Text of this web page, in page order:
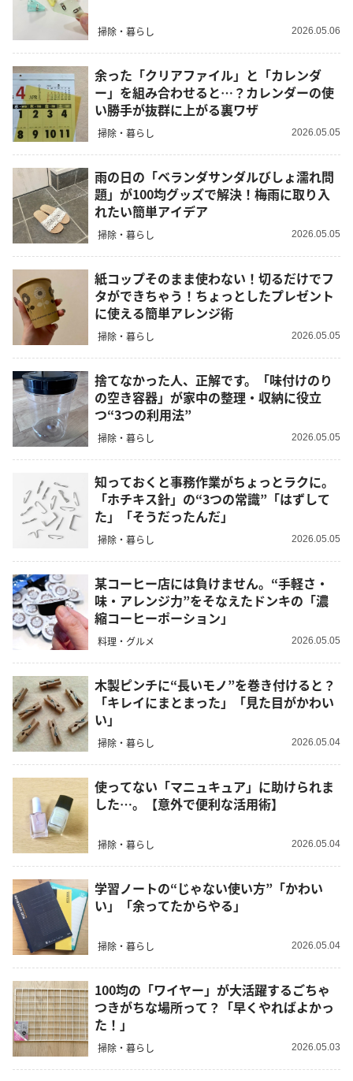
掃除・暮らし 2026.05.06
余った「クリアファイル」と「カレンダ
ー」を組み合わせると…？カレンダーの使
い勝手が抜群に上がる裏ワザ
掃除・暮らし 2026.05.05
雨の日の「ベランダサンダルびしょ濡れ問
題」が100均グッズで解決！梅雨に取り入
れたい簡単アイデア
掃除・暮らし 2026.05.05
紙コップそのまま使わない！切るだけでフ
タができちゃう！ちょっとしたプレゼント
に使える簡単アレンジ術
掃除・暮らし 2026.05.05
捨てなかった人、正解です。「味付けのり
の空き容器」が家中の整理・収納に役立
つ“3つの利用法”
掃除・暮らし 2026.05.05
知っておくと事務作業がちょっとラクに。
「ホチキス針」の“3つの常識”「はずして
た」「そうだったんだ」
掃除・暮らし 2026.05.05
某コーヒー店には負けません。“手軽さ・
味・アレンジ力”をそなえたドンキの「濃
縮コーヒーポーション」
料理・グルメ 2026.05.05
木製ピンチに“長いモノ”を巻き付けると？
「キレイにまとまった」「見た目がかわい
い」
掃除・暮らし 2026.05.04
使ってない「マニュキュア」に助けられま
した…。【意外で便利な活用術】
掃除・暮らし 2026.05.04
学習ノートの“じゃない使い方”「かわい
い」「余ってたからやる」
掃除・暮らし 2026.05.04
100均の「ワイヤー」が大活躍するごちゃ
つきがちな場所って？「早くやればよかっ
た！」
掃除・暮らし 2026.05.03